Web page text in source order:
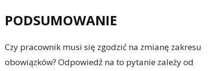
PODSUMOWANIE
Czy pracownik musi się zgodzić na zmianę zakresu
obowiązków? Odpowiedź na to pytanie zależy od